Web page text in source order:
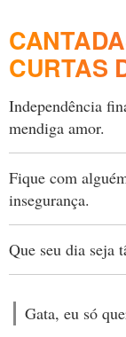
CURTAS
Independência
mendiga amor.
Fique com
insegurança.
Que seu dia seja
Gata, eu só